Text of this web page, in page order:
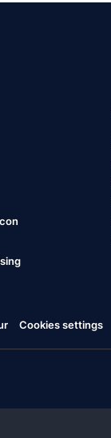
Cookies settings